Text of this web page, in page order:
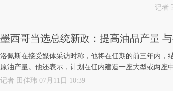
记者
墨西哥当选总统新政：提高油品产量
洛佩斯在接受媒体采访时称，他将在任期的前三年内，
原油产量。他还表示，计划在任内建造一座大型或两座
记者 田佳玮 07月11日 10:39